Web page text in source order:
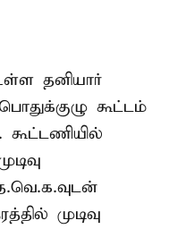
தனியார்
கூட்டம்
கூட்டணியில்
முடிவு